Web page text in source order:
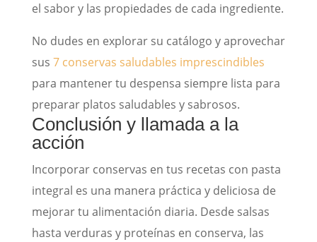
el sabor y las propiedades de cada ingrediente.
No dudes en explorar su catálogo y aprovechar
sus 7 conservas saludables imprescindibles
para mantener tu despensa siempre lista para
preparar platos saludables y sabrosos.
Conclusión y llamada a la
acción
Incorporar conservas en tus recetas con pasta
integral es una manera práctica y deliciosa de
mejorar tu alimentación diaria. Desde salsas
hasta verduras y proteínas en conserva, las